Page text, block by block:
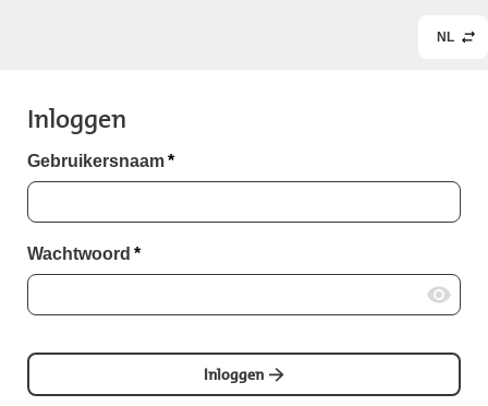
NL
Inloggen
Gebruikersnaam*
Wachtwoord *
Inloggen